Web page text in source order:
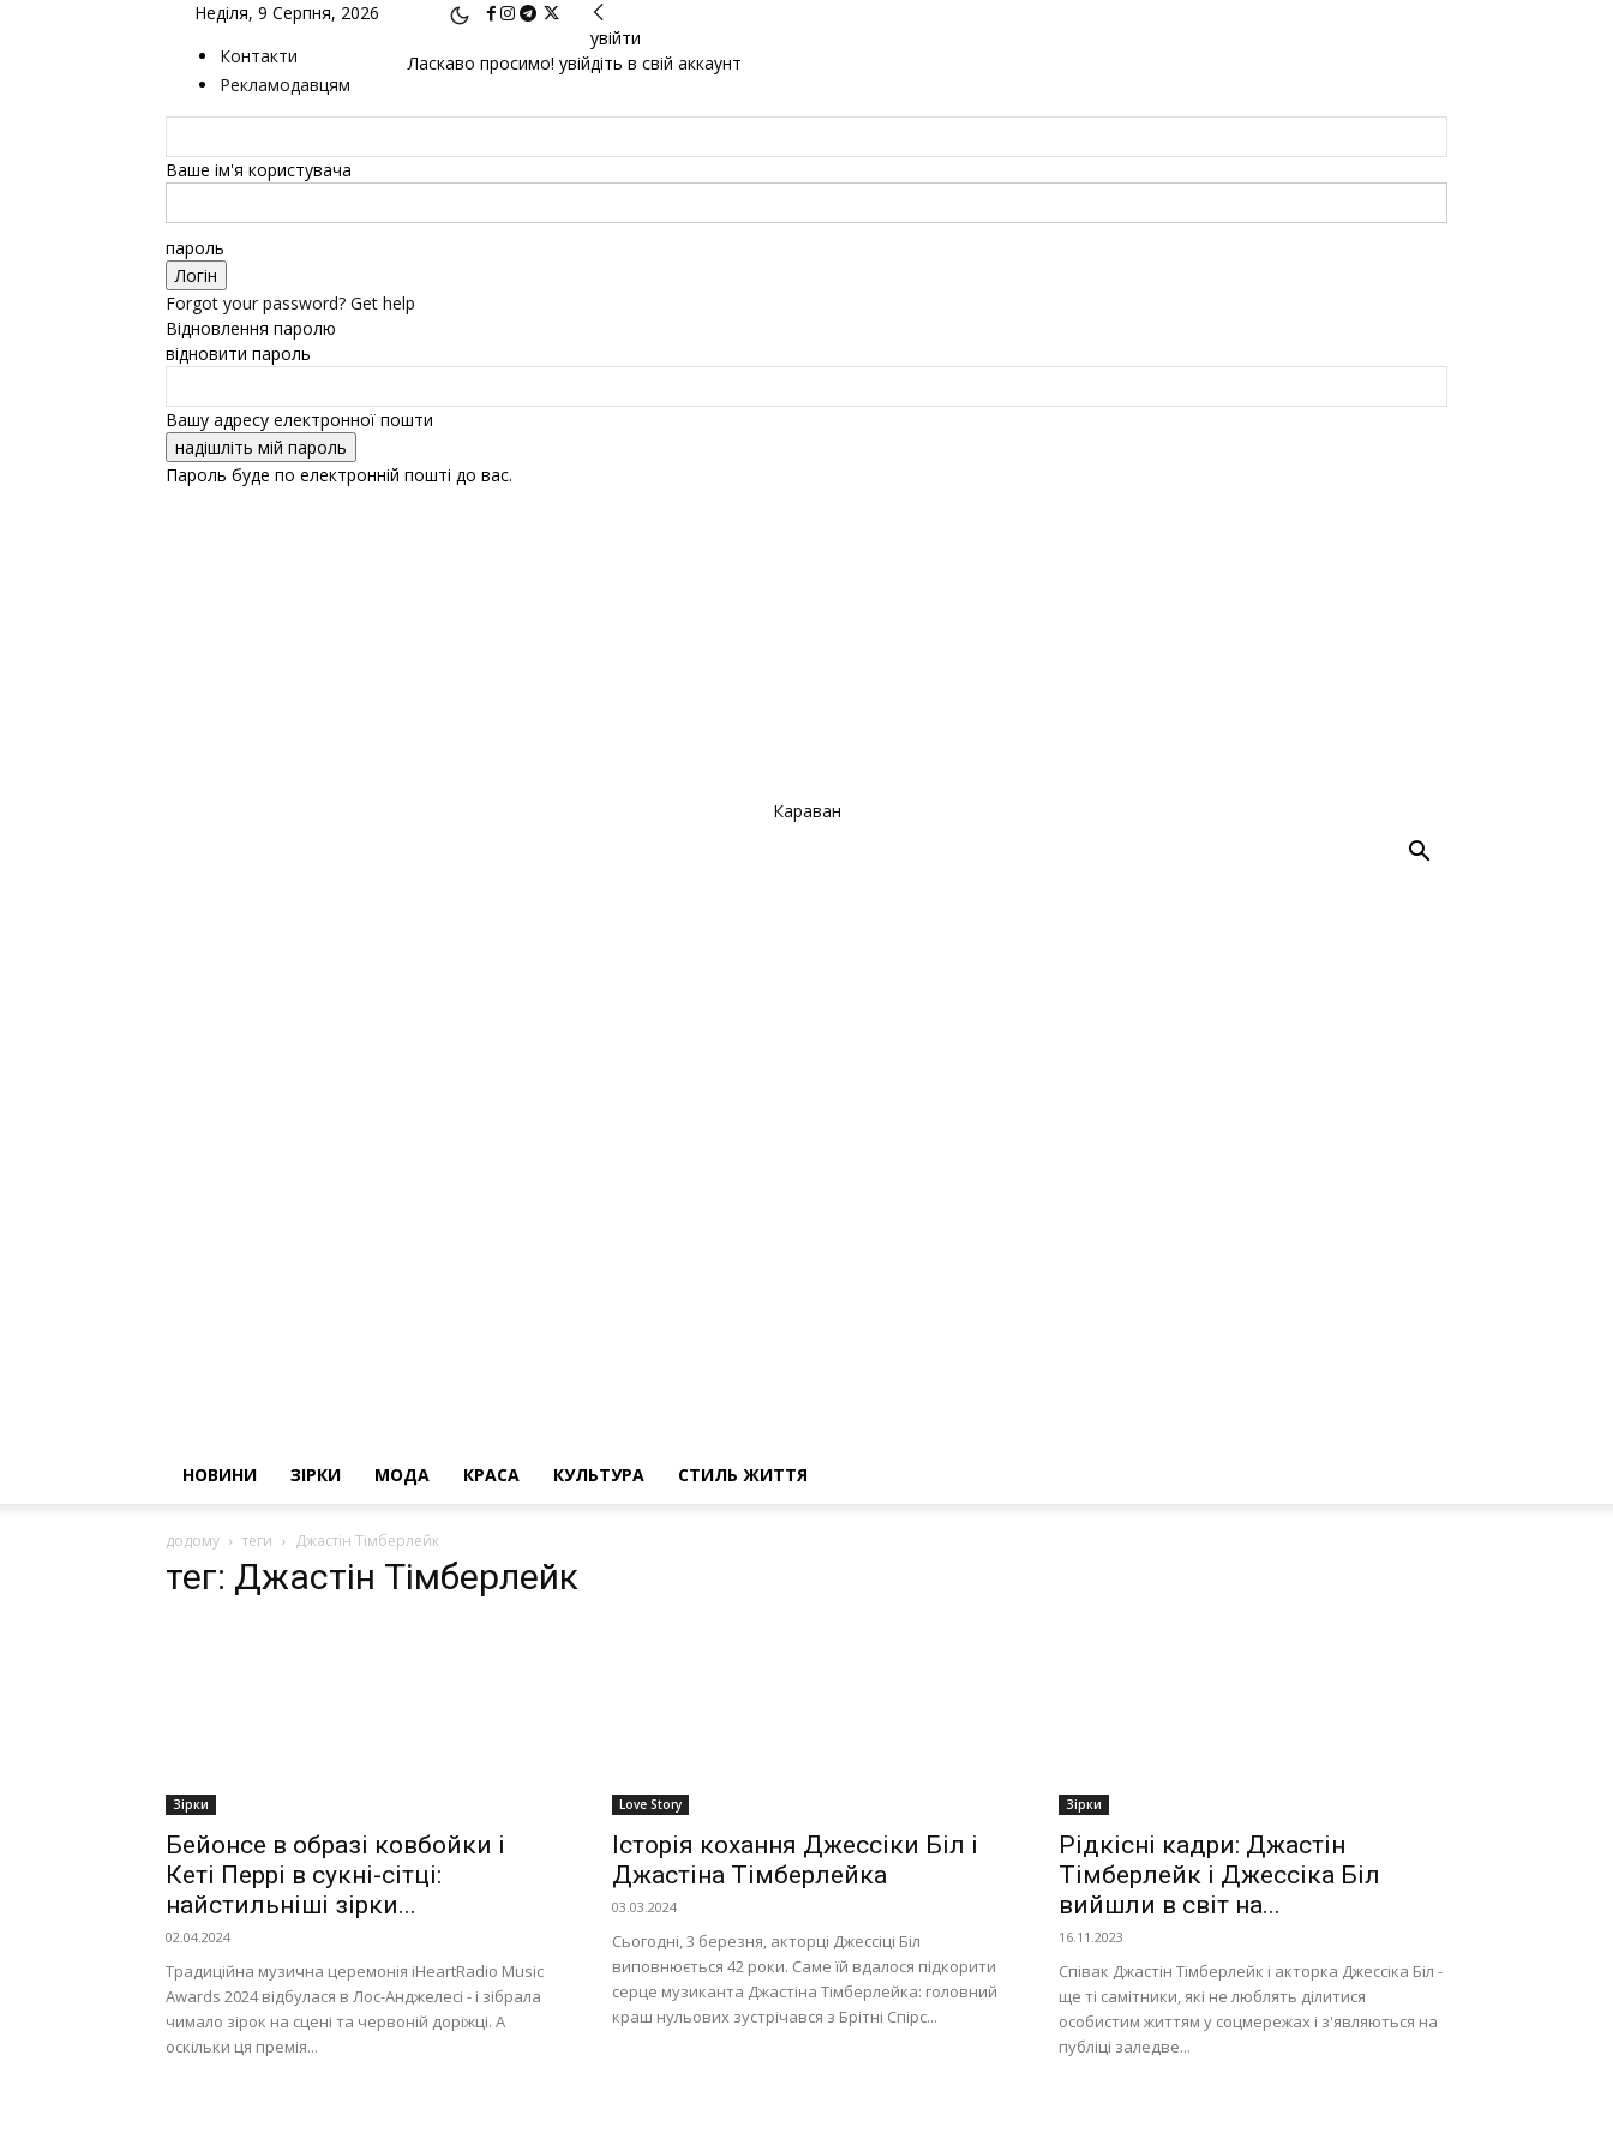
Неділя, 9 Серпня, 2026
Контакти
Рекламодавцям
увійти
Ласкаво просимо! увійдіть в свій аккаунт
Ваше ім'я користувача
пароль
Forgot your password? Get help
Відновлення паролю
відновити пароль
Вашу адресу електронної пошти
Пароль буде по електронній пошті до вас.
Караван
НОВИНИ ЗІРКИ МОДА КРАСА КУЛЬТУРА СТИЛЬ ЖИТТЯ
додому теги Джастін Тімберлейк
тег: Джастін Тімберлейк
Зірки
Бейонсе в образі ковбойки і
Кеті Перрі в сукні-сітці:
найстильніші зірки...
02.04.2024
Традиційна музична церемонія iHeartRadio Music
Awards 2024 відбулася в Лос-Анджелесі - і зібрала
чимало зірок на сцені та червоній доріжці. А
оскільки ця премія...
Love Story
Історія кохання Джессіки Біл і
Джастіна Тімберлейка
03.03.2024
Сьогодні, 3 березня, акторці Джессіці Біл
виповнюється 42 роки. Саме їй вдалося підкорити
серце музиканта Джастіна Тімберлейка: головний
краш нульових зустрічався з Брітні Спірс...
Зірки
Рідкісні кадри: Джастін
Тімберлейк і Джессіка Біл
вийшли в світ на...
16.11.2023
Співак Джастін Тімберлейк і акторка Джессіка Біл -
ще ті самітники, які не люблять ділитися
особистим життям у соцмережах і з'являються на
публіці заледве...